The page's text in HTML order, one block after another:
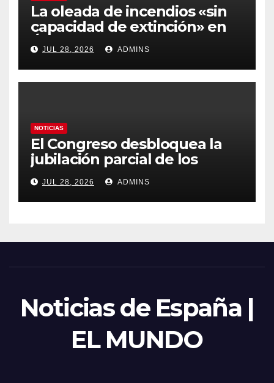
La oleada de incendios «sin
capacidad de extinción» en
Ávila y al oeste de Madrid
obliga a declarar la
emergencia nacional
JUL 28, 2026 ADMINS
NOTICIAS
El Congreso desbloquea la
jubilación parcial de los
trabajadores laborales del
sector público
JUL 28, 2026 ADMINS
Noticias de España |
EL MUNDO